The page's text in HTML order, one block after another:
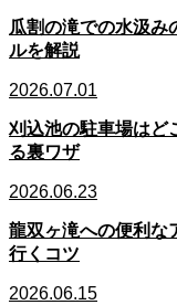
瓜割の滝での水汲み
ルを解説
2026.07.01
刈込池の駐車場はど
る裏ワザ
2026.06.23
龍双ヶ滝への便利な
行くコツ
2026.06.15